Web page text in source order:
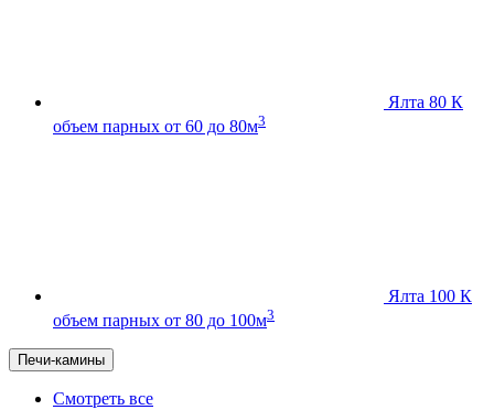
Ялта 80 К
объем парных от 60 до 80м3
Ялта 100 К
объем парных от 80 до 100м3
Печи-камины
Смотреть все